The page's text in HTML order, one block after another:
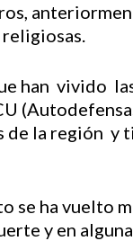
han vivido
de la región y
se ha vuelto
y en